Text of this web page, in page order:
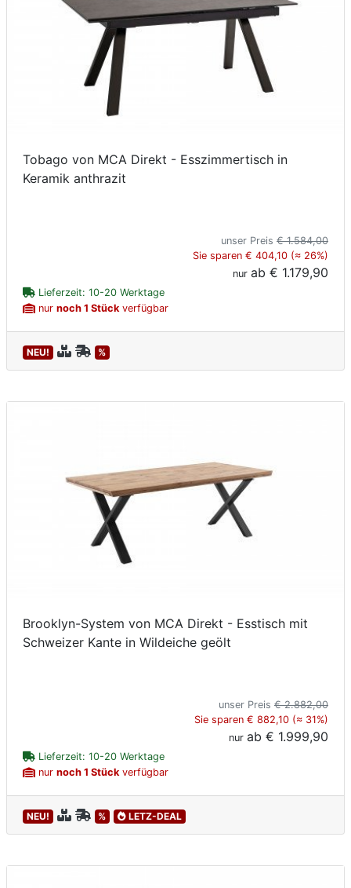
Tobago von MCA Direkt - Esszimmertisch in
Keramik anthrazit
unser Preis € 1.584,00
Sie sparen € 404,10 (≈ 26%)
nur ab € 1.179,90
Lieferzeit: 10-20 Werktage
nur noch 1 Stückverfügbar
NEU! %
Brooklyn-System von MCA Direkt - Esstisch mit
Schweizer Kante in Wildeiche geölt
unser Preis € 2.882,00
Sie sparen € 882,10 (≈ 31%)
nur ab € 1.999,90
Lieferzeit: 10-20 Werktage
nur noch 1 Stückverfügbar
NEU! % LETZ-DEAL